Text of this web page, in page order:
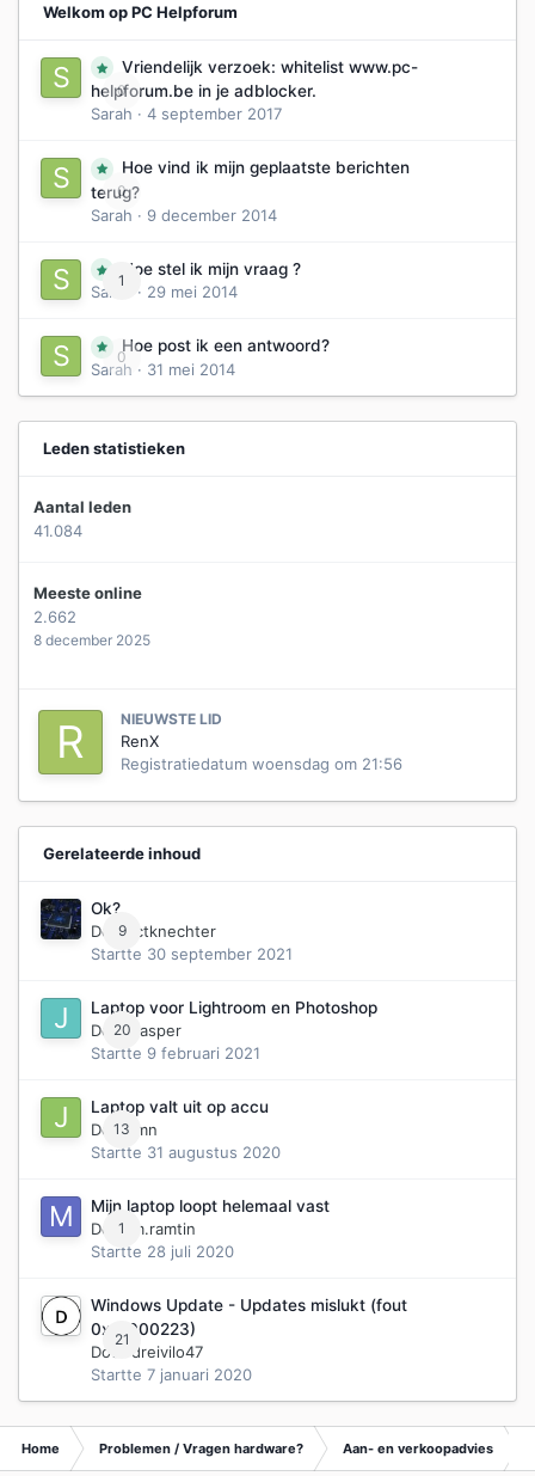
Welkom op PC Helpforum
0
Vriendelijk verzoek: whitelist www.pc-
helpforum.be in je adblocker.
Sarah · 4 september 2017
0
Hoe vind ik mijn geplaatste berichten
terug?
Sarah · 9 december 2014
1
Hoe stel ik mijn vraag ?
Sarah
· 29 mei 2014
0
Hoe post ik een antwoord?
Sarah · 31 mei 2014
Leden statistieken
Aantal leden
41.084
Meeste online
2.662
8 december 2025
NIEUWSTE LID
RenX
Registratiedatum woensdag om 21:56
Gerelateerde inhoud
9
Ok?
Door
ictknechter
Startte 30 september 2021
20
Laptop voor Lightroom en Photoshop
Door Jasper
Startte 9 februari 2021
13
Laptop valt uit op accu
Door jmn
Startte 31 augustus 2020
1
Mijn laptop loopt helemaal vast
Door
m.ramtin
Startte 28 juli 2020
21
Windows Update - Updates mislukt (fout
0xc1900223)
Door dreivilo47
Startte 7 januari 2020
Home Problemen / Vragen hardware? Aan- en verkoopadvies